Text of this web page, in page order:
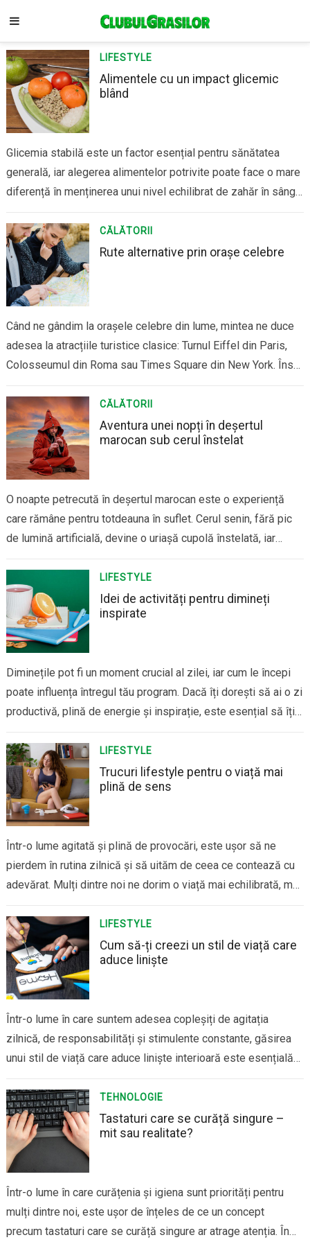
LIFESTYLE
Alimentele cu un impact glicemic
blând
Glicemia stabilă este un factor esențial pentru sănătatea
generală, iar alegerea alimentelor potrivite poate face o mare
diferență în menținerea unui nivel echilibrat de zahăr în sânge.
digerate și absorbite mai lent de organism, prevenind astfel
creșterile rapide și fluctuațiile…
CĂLĂTORII
Rute alternative prin orașe celebre
Când ne gândim la orașele celebre din lume, mintea ne duce
adesea la atracțiile turistice clasice: Turnul Eiffel din Paris,
Colosseumul din Roma sau Times Square din New York. Însă
alternative, care ne poartă departe de aglomerație și de
traseele…
CĂLĂTORII
Aventura unei nopți în deșertul
marocan sub cerul înstelat
O noapte petrecută în deșertul marocan este o experiență
care rămâne pentru totdeauna în suflet. Cerul senin, fără pic
de lumină artificială, devine o uriașă cupolă înstelată, iar
univers magic, plin de mister și frumusețe. Deșertul Sahara,
cu dunele…
LIFESTYLE
Idei de activități pentru dimineți
inspirate
Diminețile pot fi un moment crucial al zilei, iar cum le începi
poate influența întregul tău program. Dacă îți dorești să ai o zi
productivă, plină de energie și inspirație, este esențial să îți
motivație. Iată câteva…LIFESTYLE
Trucuri lifestyle pentru o viață mai
plină de sens
Într-o lume agitată și plină de provocări, este ușor să ne
pierdem în rutina zilnică și să uităm de ceea ce contează cu
adevărat. Mulți dintre noi ne dorim o viață mai echilibrată, mai
bine, nu trebuie să…LIFESTYLE
Cum să-ți creezi un stil de viață care
aduce liniște
Într-o lume în care suntem adesea copleșiți de agitația
zilnică, de responsabilități și stimulente constante, găsirea
unui stil de viață care aduce liniște interioară este esențială
absența zgomotului sau a stresului, ci și un echilibru interior
care îți permite să te simți în…
TEHNOLOGIE
Tastaturi care se curăță singure –
mit sau realitate?
Într-o lume în care curățenia și igiena sunt priorități pentru
mulți dintre noi, este ușor de înțeles de ce un concept
precum tastaturi care se curăță singure ar atrage atenția. În